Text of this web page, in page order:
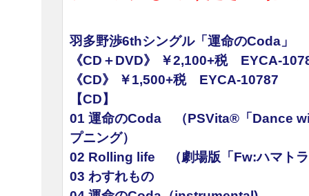
羽多野渉6thシングル「運命のCoda」
《CD＋DVD》 ￥2,100+税 EYCA-
《CD》 ￥1,500+税 EYCA-10787
【CD】
01 運命のCoda （PSVita®「Dance
プニング）
02 Rolling life （劇場版「Fw:ハマトラ
03 わすれもの